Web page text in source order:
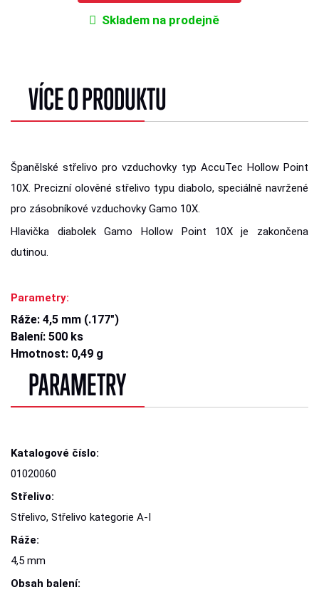
Skladem na prodejně
VÍCE O PRODUKTU
Španělské střelivo pro vzduchovky typ AccuTec Hollow Point
10X. Precizní olověné střelivo typu diabolo, speciálně navržené
pro zásobníkové vzduchovky Gamo 10X.
Hlavička diabolek Gamo Hollow Point 10X je zakončena
dutinou.
Parametry:
Ráže: 4,5 mm (.177")
Balení: 500 ks
Hmotnost: 0,49 g
PARAMETRY
Katalogové číslo:
01020060
Střelivo:
Střelivo, Střelivo kategorie A-I
Ráže:
4,5 mm
Obsah balení: